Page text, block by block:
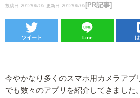
投稿日:2012/06/05 更新日:2012/06/05 [PR記事]
ツイート Line
今やかなり多くのスマホ用カメラアプ
でも数々のアプリを紹介してきました